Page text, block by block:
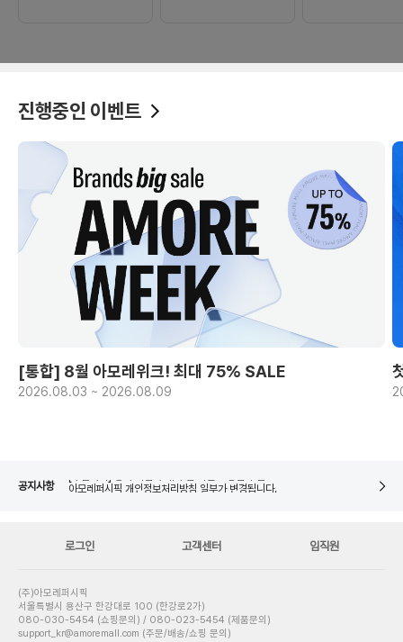
진행중인 이벤트
[통합] 8월 아모레위크! 최대 75% SALE
2026.08.03 ~ 2026.08.09
공지사항
아모레퍼시픽 개인정보처리방침 일부가 변경됩니다.
로그인 고객센터 임직원
(주)아모레퍼시픽
서울특별시 용산구 한강대로 100 (한강로2가)
080-030-5454 (쇼핑문의) / 080-023-5454 (제품문의)
support_kr@amoremall.com (주문/배송/쇼핑 문의)